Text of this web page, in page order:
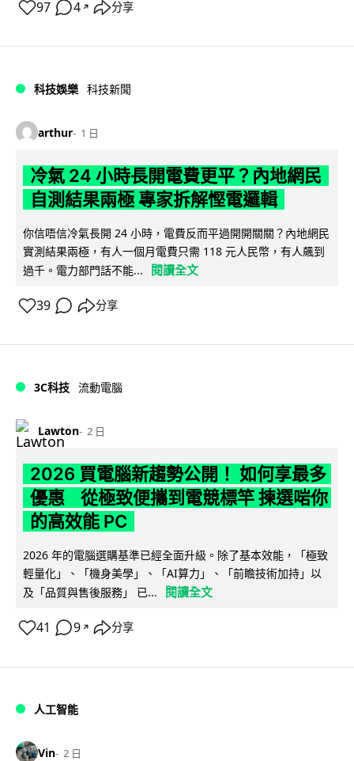
97 4 ↗ 分享
科技娛樂 科技新聞
arthur 1 日
冷氣 24 小時長開電費更平？內地網民
自測結果兩極 專家拆解慳電邏輯
你信唔信冷氣長開 24 小時，電費反而平過開開關關？內地網民
實測結果兩極，有人一個月電費只需 118 元人民幣，有人飆到
過千。電力部門話不能...
閱讀全文
39 分享
3C科技 流動電腦
Lawton 2 日
2026 買電腦新趨勢公開！ 如何享最多
優惠 從極致便攜到電競標竿 揀選啱你
的高效能 PC
2026 年的電腦選購基準已經全面升級。除了基本效能，「極致
輕量化」、「機身美學」、「AI算力」、「前瞻技術加持」以
及「品質與售後服務」 已...
閱讀全文
41 9 ↗ 分享
人工智能
Vin 2 日